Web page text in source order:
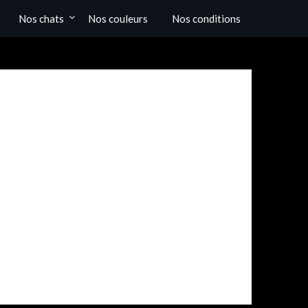
Nos chats Nos couleurs Nos conditions